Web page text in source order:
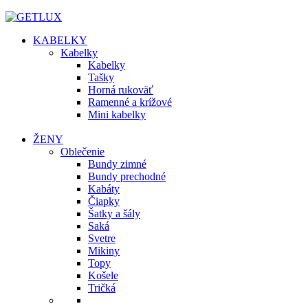
KABELKY
Kabelky
Kabelky
Tašky
Horná rukoväť
Ramenné a krížové
Mini kabelky
ŽENY
Oblečenie
Bundy zimné
Bundy prechodné
Kabáty
Čiapky
Šatky a šály
Saká
Svetre
Mikiny
Topy
Košele
Tričká